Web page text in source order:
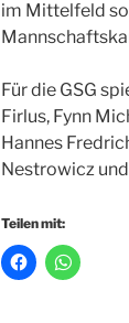
im Mittelfeld
Für die GSG
Firlus, Fynn
Hannes
Nestrowicz
Teilen mit: